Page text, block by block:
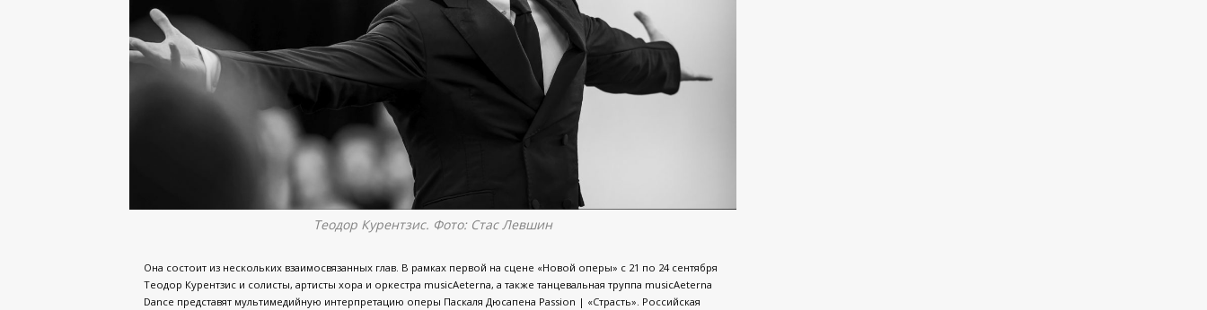
Теодор Курентзис. Фото: Стас Левшин
Она состоит из нескольких взаимосвязанных глав. В рамках первой на сцене «Новой оперы» с 21 по 24 сентября
Теодор Курентзис и солисты, артисты хора и оркестра musicAeterna, а также танцевальная труппа musicAeterna
Dance представят мультимедийную интерпретацию оперы Паскаля Дюсапена Passion | «Страсть». Российская